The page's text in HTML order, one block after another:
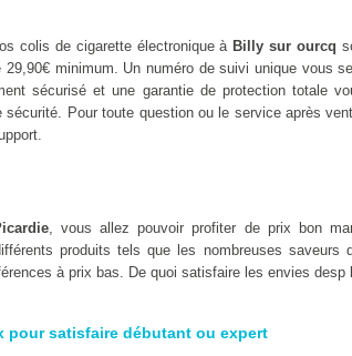
colis de cigarette électronique à Billy sur ourcq
minimum. Un numéro de suivi unique vous
sécurisé et une garantie de protection totale
Pour toute question ou le service après
, vous allez pouvoir profiter de prix bon
produits tels que les nombreuses
à prix bas. De quoi satisfaire les envies desp
pour satisfaire débutant ou expert